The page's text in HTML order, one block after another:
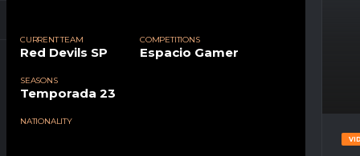
CURRENT TEAM
Red Devils SP
COMPETITIONS
Espacio Gamer
SEASONS
Temporada 23
NATIONALITY